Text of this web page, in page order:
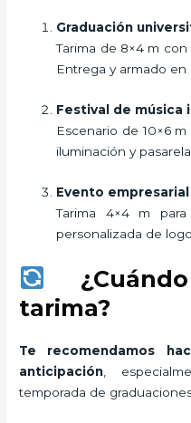
Graduación
Tarima de 8×4 m con
Entrega y armado en
Festival de música
Escenario de 10×6
iluminación y
Evento
Tarima 4×4 m
personalizada de
tarima?
Te recomendamos
anticipación ,
temporada de